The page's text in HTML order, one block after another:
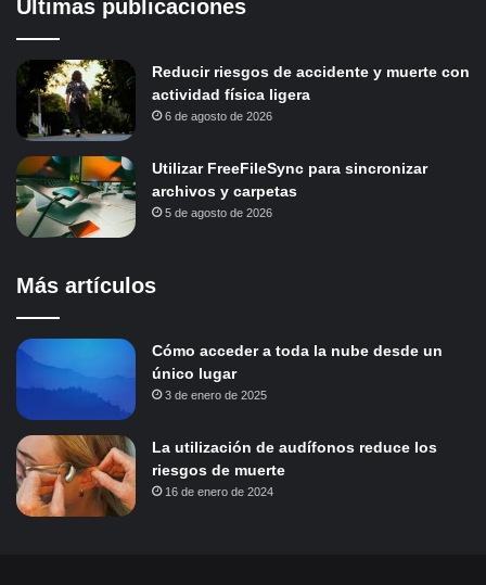
Últimas publicaciones
Reducir riesgos de accidente y muerte con
actividad física ligera
6 de agosto de 2026
Utilizar FreeFileSync para sincronizar
archivos y carpetas
5 de agosto de 2026
Más artículos
Cómo acceder a toda la nube desde un
único lugar
3 de enero de 2025
La utilización de audífonos reduce los
riesgos de muerte
16 de enero de 2024